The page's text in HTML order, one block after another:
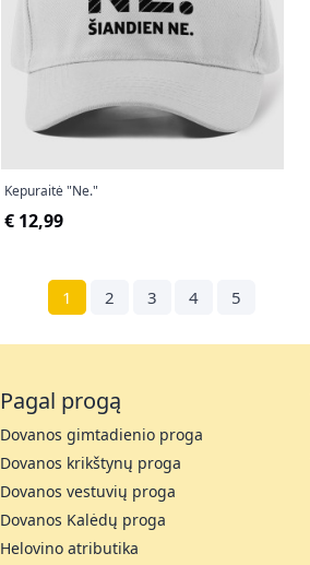
Kepuraitė "Ne."
€ 12,99
1 2 3 4 5
Pagal progą
Dovanos gimtadienio proga
Dovanos krikštynų proga
Dovanos vestuvių proga
Dovanos Kalėdų proga
Helovino atributika